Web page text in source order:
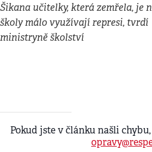
Šikana učitelky, která zemřela, je
školy málo využívají represi, tvrdí
ministryně školství
Pokud jste v článku našli